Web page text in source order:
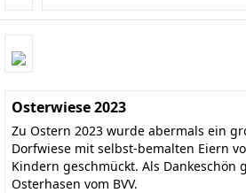
Osterwiese 2023
Zu Ostern 2023 wurde abermals ein
Dorfwiese mit selbst-bemalten Eiern
Kindern geschmückt. Als Dankeschön
Osterhasen vom BVV.